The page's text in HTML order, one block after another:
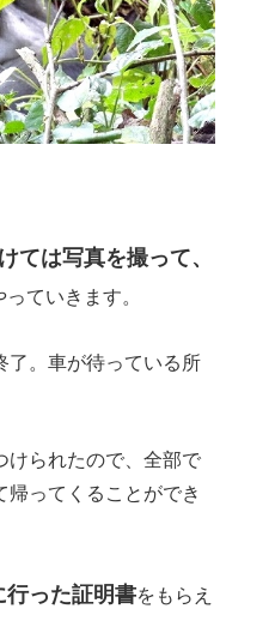
ては写真を撮って、
っていきます。
了。車が待っている所
けられたので、全部で
帰ってくることができ
行った証明書をもらえ